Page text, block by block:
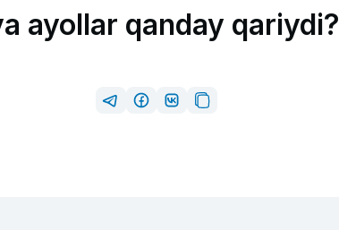
ayollar qanday qariydi?